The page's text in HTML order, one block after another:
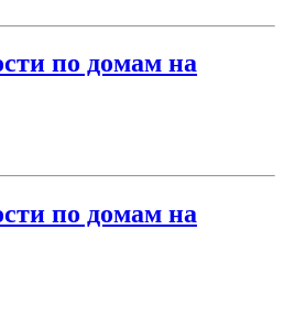
по домам на
по домам на